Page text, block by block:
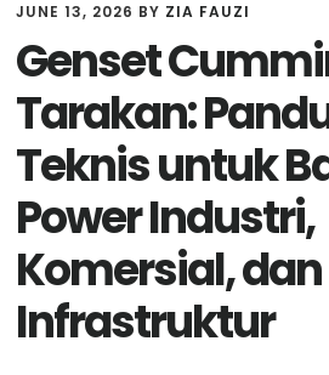
JUNE 13, 2026 BY ZIA FAUZI
Genset
Tarakan:
Teknis untuk
Power Industri,
Komersial, dan
Infrastruktur